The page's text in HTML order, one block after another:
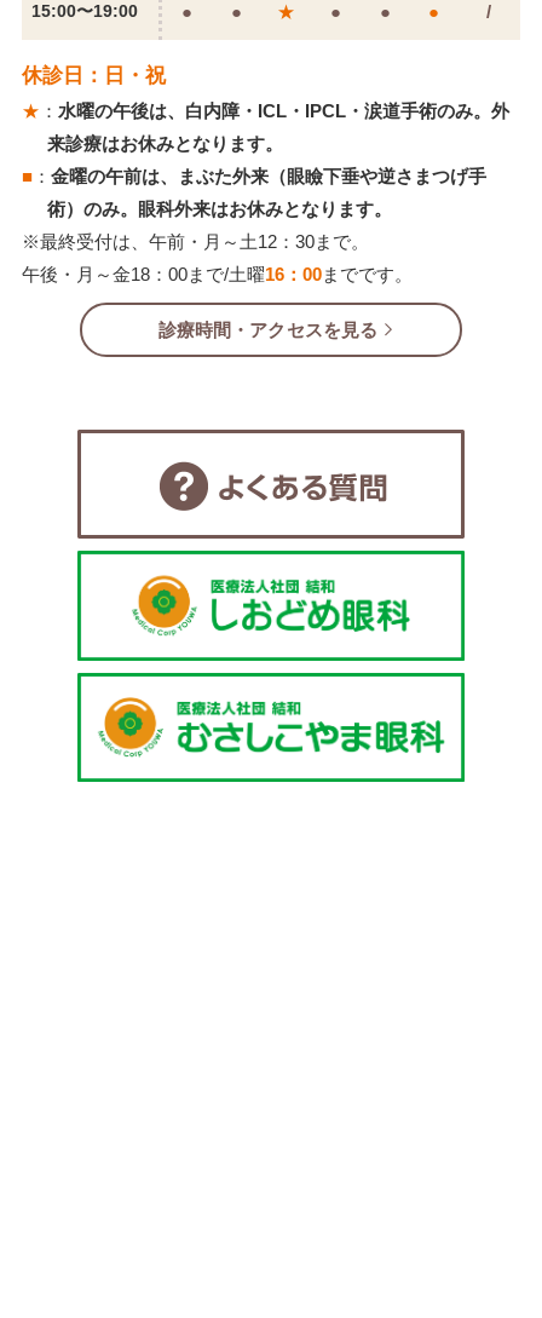
15:00〜19:00 ● ● ★ ● ● ● /
休診日：日・祝
★ ： 水曜の午後は、白内障・ICL・IPCL・涙道手術のみ。外
来診療はお休みとなります。
■： 金曜の午前は、まぶた外来（眼瞼下垂や逆さまつげ手
術）のみ。眼科外来はお休みとなります。
※最終受付は、午前・月～土12：30まで。
午後・月～金18：00まで/土曜16：00までです。
診療時間・アクセスを見る